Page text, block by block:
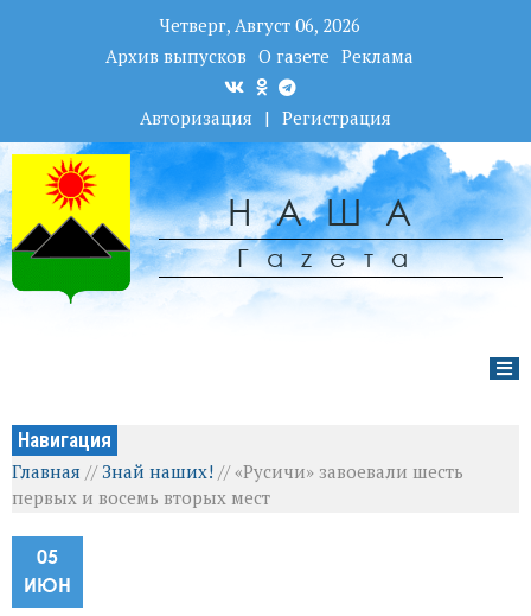
Четверг, Август 06, 2026
Архив выпусков О газете Реклама
Авторизация | Регистрация
НАША
Гаzета
Навигация
Главная // Знай наших! //«Русичи» завоевали шесть
первых и восемь вторых мест
05
ИЮН